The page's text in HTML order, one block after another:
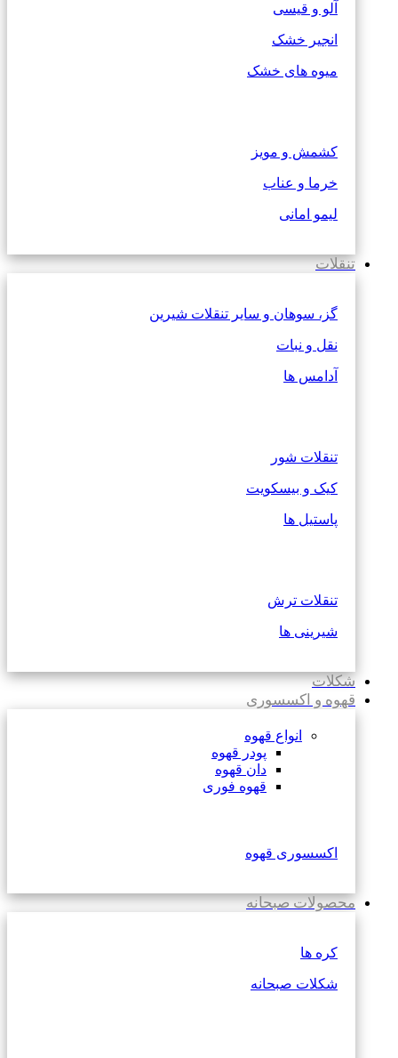
آلو و قیسی
انجیر خشک
میوه های خشک
کشمش و مویز
خرما و عناب
لیمو امانی
تنقلات
گز، سوهان و سایر تنقلات شیرین
نقل و نبات
آدامس ها
تنقلات شور
کیک و بیسکویت
پاستیل ها
تنقلات ترش
شیرینی ها
شکلات
قهوه و اکسسوری
انواع قهوه
پودر قهوه
دان قهوه
قهوه فوری
اکسسوری قهوه
محصولات صبحانه
کره ها
شکلات صبحانه